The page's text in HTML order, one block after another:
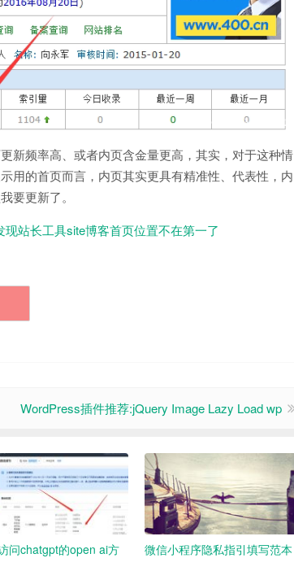
新频率高、或者内页含金量更高，其实，对于这种情
用的首页而言，内页其实更具有精准性、代表性，内
要更新了。
现站长工具site博客首页位置不在第一了
WordPress插件推荐:jQuery Image Lazy Load wp
问chatgpt的open ai方
微信小程序隐私指引填写范本